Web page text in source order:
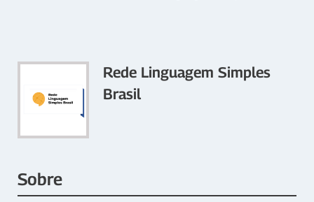
Rede Linguagem Simples
Brasil
Sobre